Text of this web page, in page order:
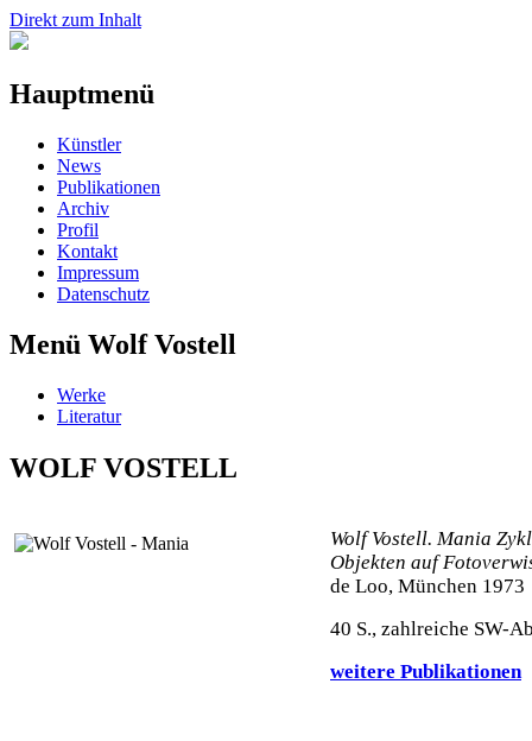
Direkt zum Inhalt
Hauptmenü
Künstler
News
Publikationen
Archiv
Profil
Kontakt
Impressum
Datenschutz
Menü Wolf Vostell
Werke
Literatur
WOLF VOSTELL
Wolf Vostell. Mania
Objekten auf
de Loo, München 1973
40 S., zahlreiche SW-
weitere Publikationen